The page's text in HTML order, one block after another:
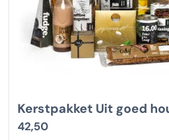
Kerstpakket Uit goed
42,50